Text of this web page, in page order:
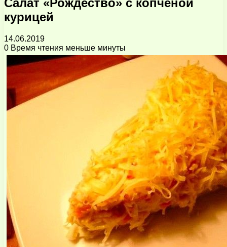
Салат «Рождество» с копченой
курицей
14.06.2019
0 Время чтения меньше минуты